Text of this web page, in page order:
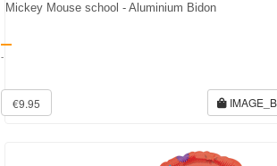
Mickey Mouse school - Aluminium Bidon
-
€9.95